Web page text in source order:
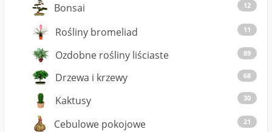
Bonsai 12
Rośliny bromeliad 11
Ozdobne rośliny liściaste 89
Drzewa i krzewy 68
Kaktusy 30
Cebulowe pokojowe 21